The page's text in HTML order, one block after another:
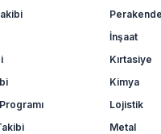
Perakende
İnşaat
Kırtasiye
Kimya
Lojistik
Metal